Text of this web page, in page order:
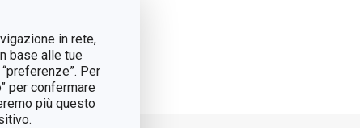
in rete,
base alle tue
Per
per confermare
più questo